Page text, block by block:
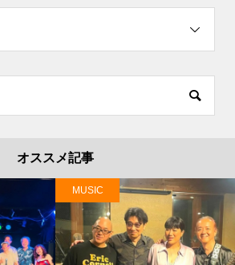
オススメ記事
MUSIC